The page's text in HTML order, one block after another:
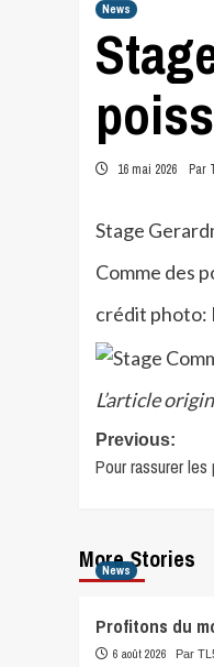
News
16 mai 2026 Par
Stage
Comme des
crédit photo:
L’article
Post
Previous:
Pour rassurer
More Stories
News
Profitons du
6 août 2026 Par